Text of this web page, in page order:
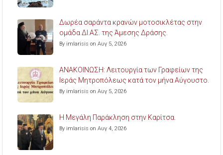
Δωρέα σαράντα κρανών μοτοσικλέτας στην
ομάδα ΔΙ.ΑΣ. της Άμεσης Δράσης.
By imlarisis on Αυγ 5, 2026
ΑΝΑΚΟΙΝΩΣΗ: Λειτουργία των Γραφείων της
Ιεράς Μητροπόλεως κατά τον μήνα Αύγουστο.
By imlarisis on Αυγ 5, 2026
Η Μεγάλη Παράκληση στην Καρίτσα.
By imlarisis on Αυγ 4, 2026